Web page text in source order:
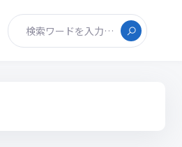
検索ワードを入力…